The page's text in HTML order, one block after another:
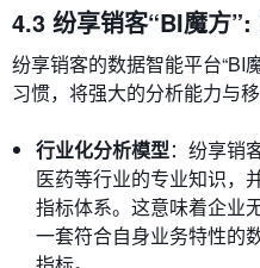
4.3 纷享销客“BI魔方
纷享销客的数据智能平台“BI
习惯，将强大的分析能力与
行业化分析模型：纷享销
医药等行业的专业知识，
指标体系。这意味着企业
一套符合自身业务特性的